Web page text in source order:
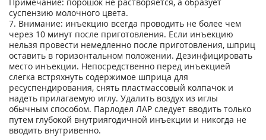
суспензию молочного цвета.
7. Внимание: инъекцию всегда проводить не более чем
через 10 минут после приготовления. Если инъекцию
нельзя провести немедленно после приготовления, шприц
оставить в горизонтальном положении. Дезинфицировать
место инъекции. Непосредственно перед инъекцией
слегка встряхнуть содержимое шприца для
ресуспендирования, снять пластмассовый колпачок и
надеть прилагаемую иглу. Удалить воздух из иглы
обычным способом. Парлодел ЛАР следует вводить только
путем глубокой внутриягодичной инъекции и никогда не
вводить внутривенно.